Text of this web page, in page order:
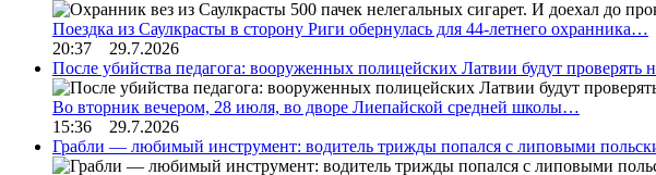
Поездка из Саулкрасты в сторону Риги обернулась для 44-летнего охранника…
20:37 29.7.2026
После убийства педагога: вооруженных полицейских Латвии будут проверять
Во вторник вечером, 28 июля, во дворе Лиепайской средней школы…
15:36 29.7.2026
Грабли — любимый инструмент: водитель трижды попался с липовыми